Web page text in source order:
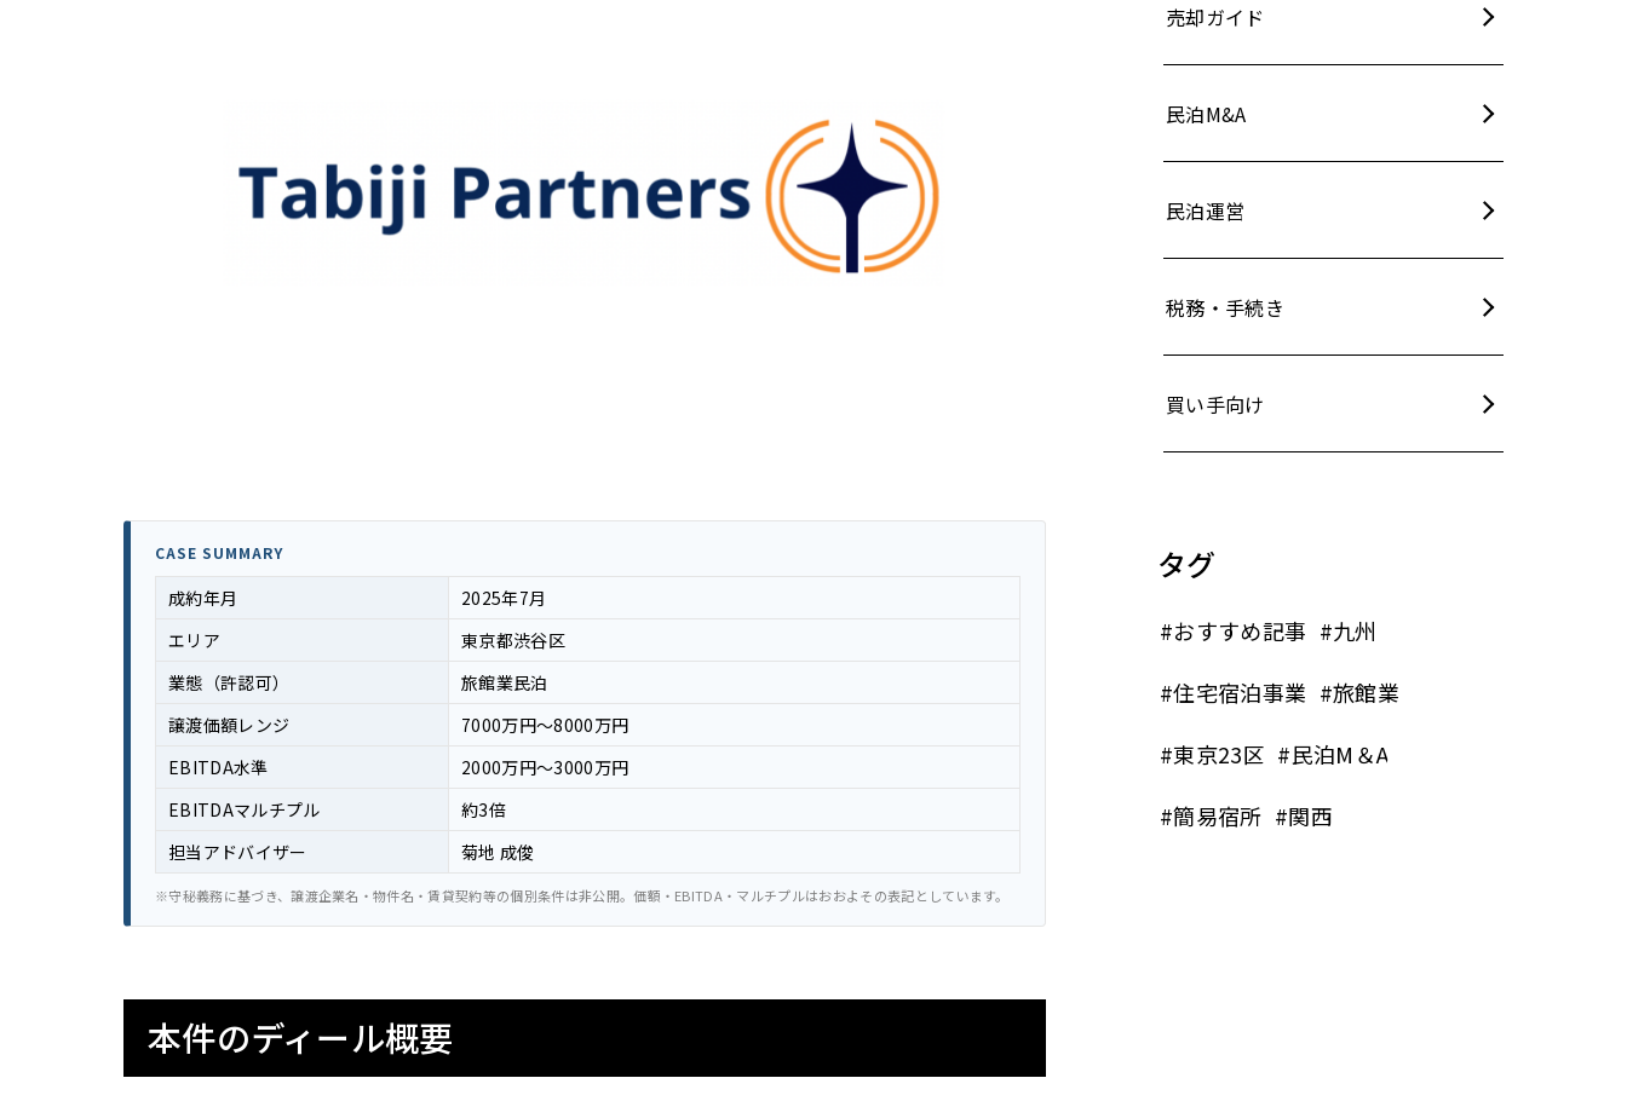
CASE SUMMARY
成約年月
2025年7月
エリア
東京都渋谷区
業態（許認可）
旅館業民泊
譲渡価額レンジ
7000万円〜8000万円
EBITDA水準
2000万円〜3000万円
EBITDAマルチプル
約3倍
担当アドバイザー
菊地 成俊
※守秘義務に基づき、譲渡企業名・物件名・賃貸契約等の個別条件は非公開。価額・EBITDA・マルチプルはおおよその表記としています。
本件のディール概要
売却ガイド
民泊M&A
民泊運営
税務・手続き
買い手向け
タグ
#おすすめ記事 #九州
#住宅宿泊事業 #旅館業
#東京23区 #民泊M＆A
#簡易宿所 #関西